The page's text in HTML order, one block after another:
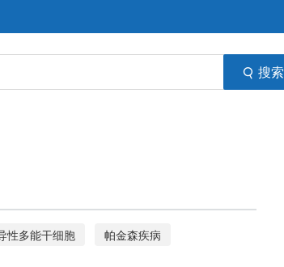
搜索
性多能干细胞
帕金森疾病